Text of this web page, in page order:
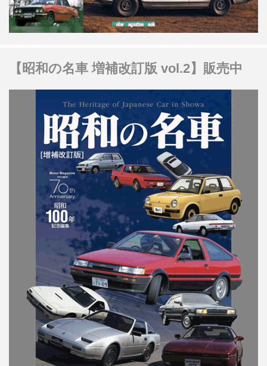
【昭和の名車 増補改訂版 vol.2】販売中